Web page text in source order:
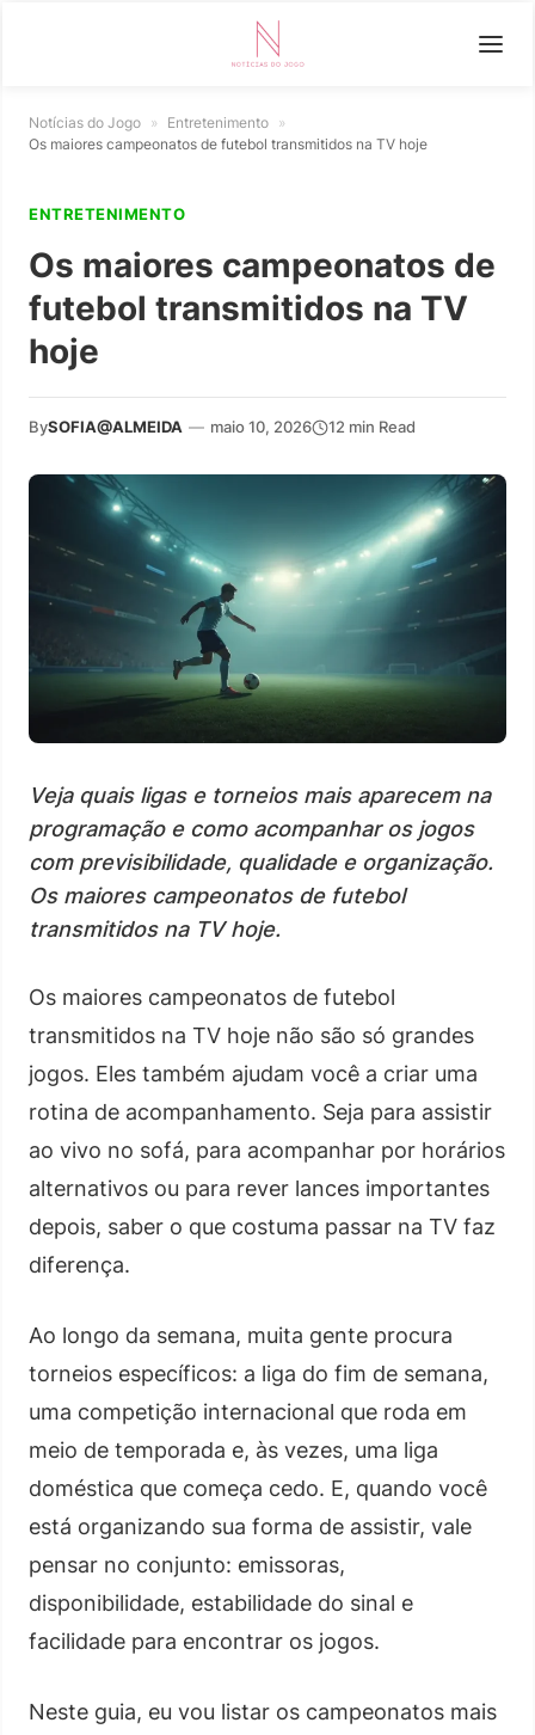
Notícias do Jogo » Entretenimento »
Os maiores campeonatos de futebol transmitidos na TV hoje
ENTRETENIMENTO
Os maiores campeonatos de
futebol transmitidos na TV
hoje
BySOFIA@ALMEIDA — maio 10, 2026 12 min Read
Veja quais ligas e torneios mais aparecem na
programação e como acompanhar os jogos
com previsibilidade, qualidade e organização.
Os maiores campeonatos de futebol
transmitidos na TV hoje.
Os maiores campeonatos de futebol
transmitidos na TV hoje não são só grandes
jogos. Eles também ajudam você a criar uma
rotina de acompanhamento. Seja para assistir
ao vivo no sofá, para acompanhar por horários
alternativos ou para rever lances importantes
depois, saber o que costuma passar na TV faz
diferença.
Ao longo da semana, muita gente procura
torneios específicos: a liga do fim de semana,
uma competição internacional que roda em
meio de temporada e, às vezes, uma liga
doméstica que começa cedo. E, quando você
está organizando sua forma de assistir, vale
pensar no conjunto: emissoras,
disponibilidade, estabilidade do sinal e
facilidade para encontrar os jogos.
Neste guia, eu vou listar os campeonatos mais